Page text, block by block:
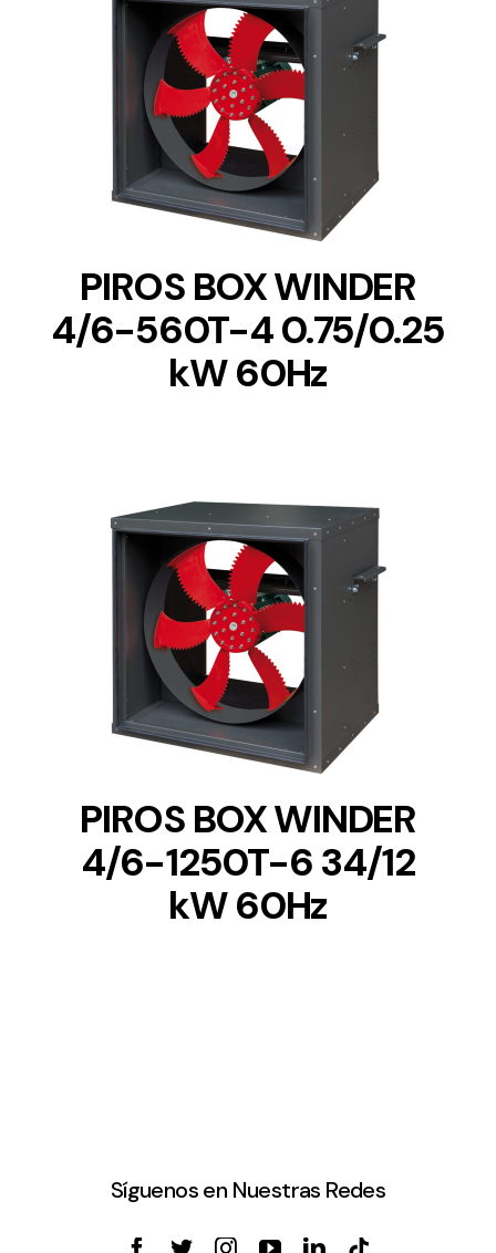
DETAILS
PIROS BOX WINDER
4/6-560T-4 0.75/0.25
kW 60Hz
DETAILS
PIROS BOX WINDER
4/6-1250T-6 34/12
kW 60Hz
Síguenos en Nuestras Redes